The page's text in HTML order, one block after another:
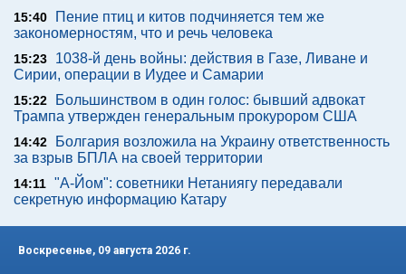
15:40
Пение птиц и китов подчиняется тем же
закономерностям, что и речь человека
15:23
1038-й день войны: действия в Газе, Ливане и
Сирии, операции в Иудее и Самарии
15:22
Большинством в один голос: бывший адвокат
Трампа утвержден генеральным прокурором США
14:42
Болгария возложила на Украину ответственность
за взрыв БПЛА на своей территории
14:11 "А-Йом": советники Нетаниягу передавали
секретную информацию Катару
Воскресенье, 09 августа 2026 г.